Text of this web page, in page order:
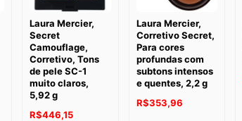
Laura Mercier,
Secret
Camouflage,
Corretivo, Tons
de pele SC-1
muito claros,
5,92 g
R$446,15
Laura Mercier,
Corretivo Secret,
Para cores
profundas com
subtons intensos
e quentes, 2,2 g
R$353,96